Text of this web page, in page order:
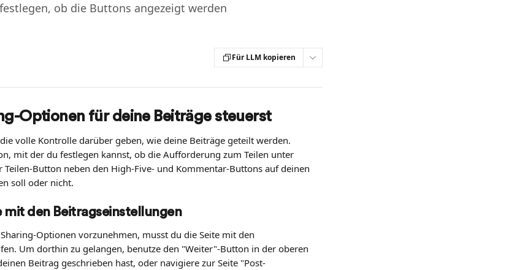
ob die Buttons angezeigt werden
Für LLM kopieren
Optionen für deine Beiträge steuerst
volle Kontrolle darüber geben, wie deine Beiträge geteilt werden.
mit der du festlegen kannst, ob die Aufforderung zum Teilen unter
Teilen-Button neben den High-Five- und Kommentar-Buttons auf deinen
soll oder nicht.
den Beitragseinstellungen
Optionen vorzunehmen, musst du die Seite mit den
Um dorthin zu gelangen, benutze den "Weiter"-Button in der oberen
Beitrag geschrieben hast, oder navigiere zur Seite "Post-